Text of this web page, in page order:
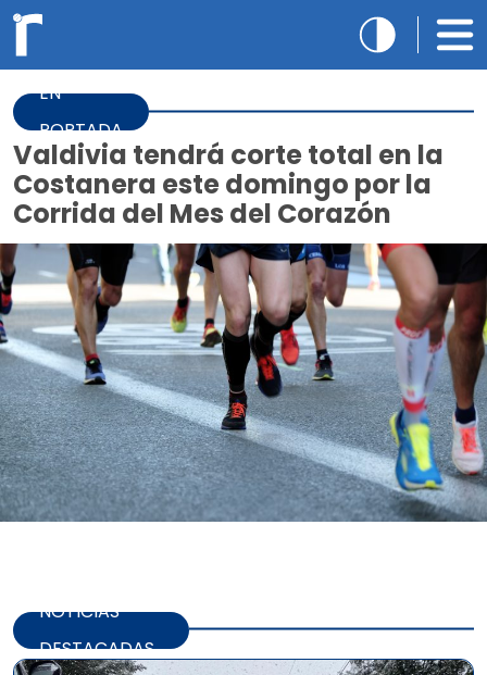
EN
PORTADA
Valdivia tendrá corte total en la
Costanera este domingo por la
Corrida del Mes del Corazón
NOTICIAS
DESTACADAS